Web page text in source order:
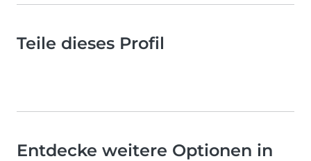
Teile dieses Profil
Entdecke weitere Optionen in